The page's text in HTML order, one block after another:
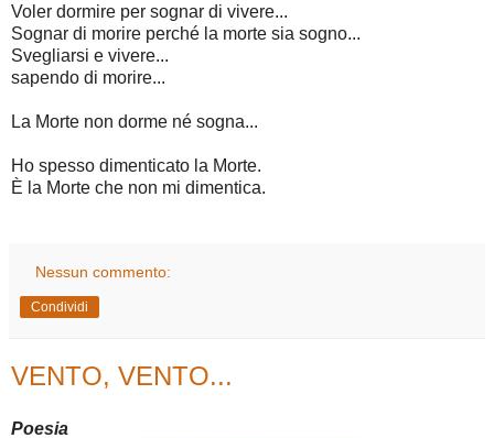
Voler dormire per sognar di vivere...
Sognar di morire perché la morte sia sogno...
Svegliarsi e vivere...
sapendo di morire...
La Morte non dorme né sogna...
Ho spesso dimenticato la Morte.
È la Morte che non mi dimentica.
Nessun commento:
Condividi
VENTO, VENTO...
Poesia